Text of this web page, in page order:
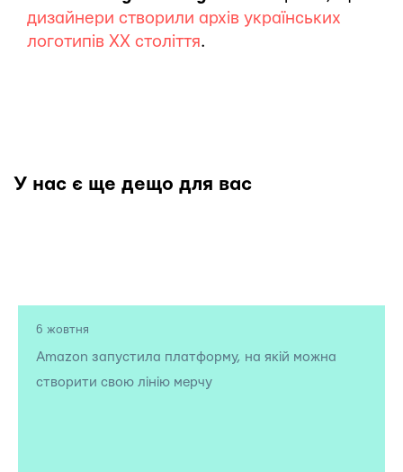
дизайнери створили архів українських
логотипів ХХ століття.
У нас є ще дещо для вас
6 жовтня
Amazon запустила платформу, на якій можна
створити свою лінію мерчу